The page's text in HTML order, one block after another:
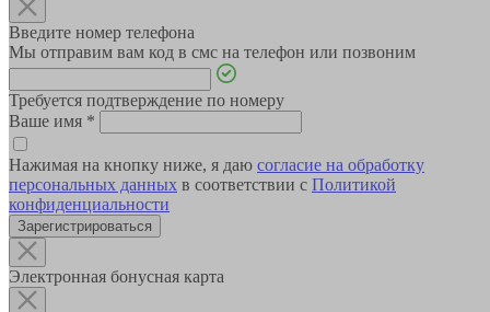
Введите номер телефона
Мы отправим вам код в смс на телефон или позвоним
Требуется подтверждение по номеру
Ваше имя *
Нажимая на кнопку ниже, я даю согласие на обработку
персональных данных в соответствии с Политикой
конфиденциальности
Зарегистрироваться
Электронная бонусная карта